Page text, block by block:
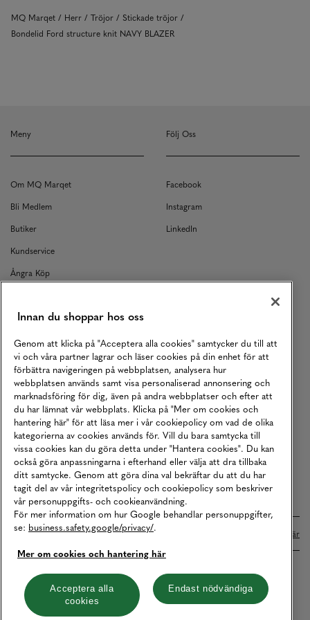
MQ Marqet Herr Tröjor
Stickade tröjor
Bondelid Ford structure knit NAVY BLAZER
Meny
Om MQ Marqet
Bli Medlem
Butiker
Kundservice
Ångra Köp
Returer
Köpvillkor
Karriär
Vårt Ansvar
Våra Tjänster
Press
Studentrabatt
B2B
Tillgänglighetsredogörelse
Följ Oss
Facebook
Instagram
LinkedIn
Betalningar online sköts i samarbete med Klarna. Läs mer här
Cookies Integritetspolicy
Hantera cookies
Innan du shoppar hos oss
Genom att klicka på "Acceptera alla cookies" samtycker du till att
vi och våra partner lagrar och läser cookies på din enhet för att
förbättra navigeringen på webbplatsen, analysera hur
webbplatsen används samt visa personaliserad annonsering och
marknadsföring för dig, även på andra webbplatser och efter att
du har lämnat vår webbplats. Klicka på "Mer om cookies och
hantering här" för att läsa mer i vår cookiepolicy om vad de olika
kategorierna av cookies används för. Vill du bara samtycka till
vissa cookies kan du göra detta under "Hantera cookies". Du kan
också göra anpassningarna i efterhand eller välja att dra tillbaka
ditt samtycke. Genom att göra dina val bekräftar du att du har
tagit del av vår integritetspolicy och cookiepolicy som beskriver
vår personuppgifts- och cookieanvändning.
För mer information om hur Google behandlar personuppgifter,
se: business.safety.google/privacy/.
Mer om cookies och hantering här
Acceptera alla
cookies
Endast nödvändiga